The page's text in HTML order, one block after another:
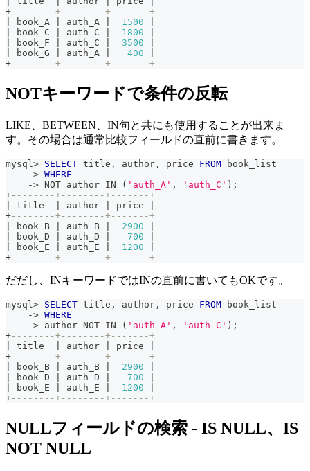
+--------+--------+-------+
book_A auth_A 1500
book_C auth_C 1800
book_F auth_C 3500
book_G auth_A 400
+--------+--------+-------+
NOTキーワードで条件の反転
LIKE、BETWEEN、IN句と共にも使用することが出来ま
す。その場合は通常比較フィールドの直前に書きます。
mysql> SELECT title , author , price FROM book_list
-> WHERE
-> NOT author IN ( 'auth_A' , 'auth_C' ) ;
+--------+--------+-------+
title author price
+--------+--------+-------+
book_B auth_B 2900
book_D auth_D 700
book_E auth_E 1200
+--------+--------+-------+
だだし、INキーワードではINの直前に書いてもOKです。
mysql> SELECT title , author , price FROM book_list
-> WHERE
-> author NOT IN ( 'auth_A' , 'auth_C' ) ;
+--------+--------+-------+
title author price
+--------+--------+-------+
book_B auth_B 2900
book_D auth_D 700
book_E auth_E 1200
+--------+--------+-------+
NULLフィールドの検索 - IS NULL、IS
NOT NULL